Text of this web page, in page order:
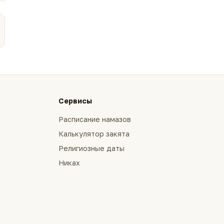
Сервисы
Расписание намазов
Калькулятор закята
Религиозные даты
Никах